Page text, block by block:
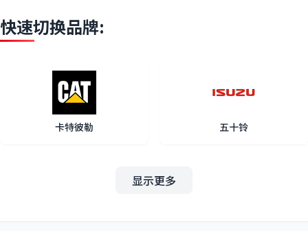
快速切换品牌:
卡特彼勒 五十铃
其他 小松
显示更多